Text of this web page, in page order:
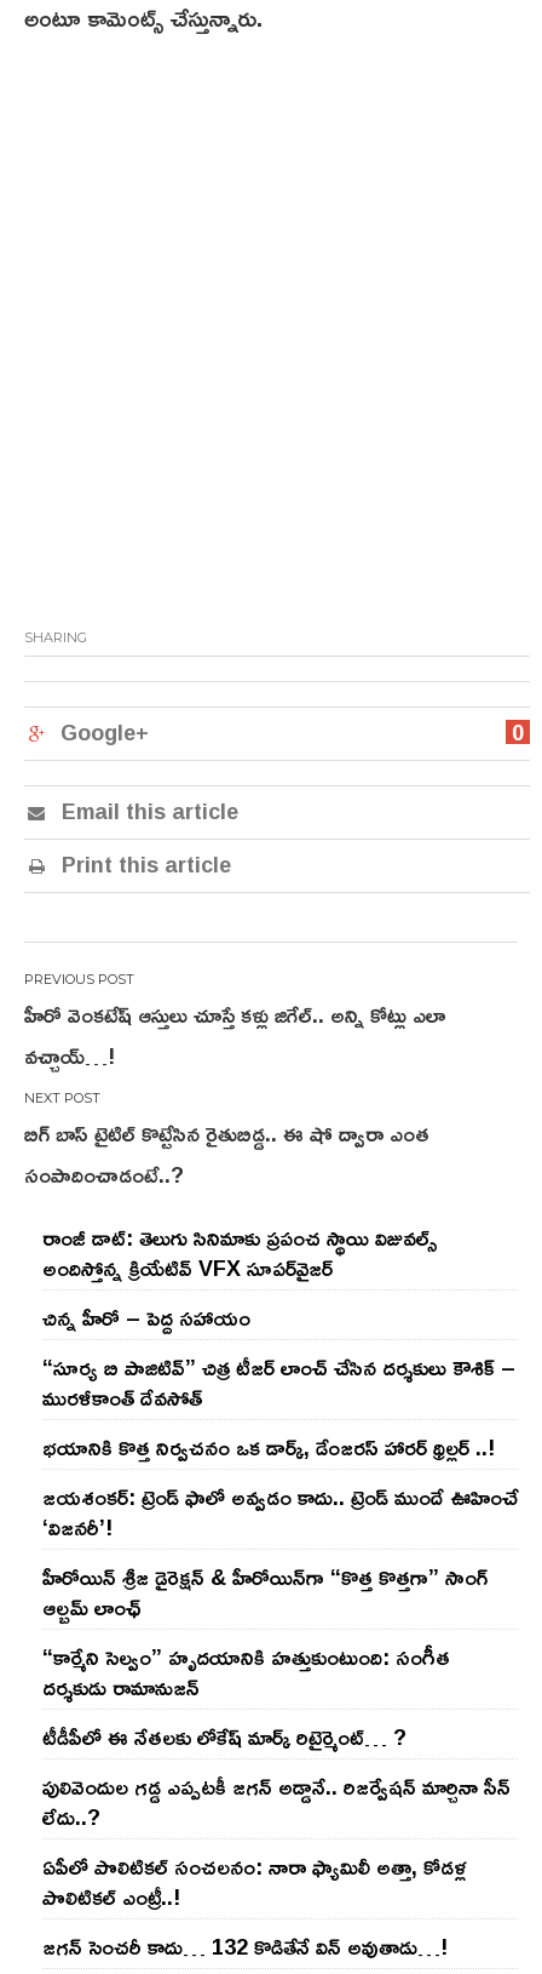
అంటూ కామెంట్స్ చేస్తున్నారు.
SHARING
0
Google+
Email this article
Print this article
Post
navigation
హీరో వెంక‌టేష్ ఆస్తులు చూస్తే క‌ళ్లు జిగేల్‌.. అన్ని కోట్లు ఎలా
వ‌చ్చాయ్‌…!
బిగ్ బాస్ టైటిల్ కొట్టేసిన రైతుబిడ్డ.. ఈ షో ద్వారా ఎంత
సంపాదించాడంటే..?
రాంజీ డాట్: తెలుగు సినిమాకు ప్రపంచ స్థాయి విజువల్స్
అందిస్తోన్న క్రియేటివ్ VFX సూపర్‌వైజర్
చిన్న హీరో – పెద్ద సహాయం
“సూర్య బి పాజిటివ్” చిత్ర టీజర్ లాంచ్ చేసిన‌ దర్శకులు కౌశిక్ –
మురళీకాంత్ దేవసోత్
భయానికి కొత్త నిర్వచనం ఒక డార్క్, డేంజరస్ హారర్ థ్రిల్లర్ ..!
జయశంకర్: ట్రెండ్‌ ఫాలో అవ్వడం కాదు.. ట్రెండ్‌ ముందే ఊహించే
‘విజనరీ’!
హీరోయిన్ శ్రీజ డైరెక్ష‌న్ & హీరోయిన్‌గా “కొత్త కొత్తగా” సాంగ్
ఆల్బమ్ లాంఛ్
“కార్మేని సెల్వం” హృదయానికి హత్తుకుంటుంది: సంగీత
దర్శకుడు రామానుజన్
టీడీపీలో ఈ నేత‌ల‌కు లోకేష్ మార్క్ రిటైర్మెంట్‌… ?
పులివెందుల గ‌డ్డ ఎప్ప‌ట‌కీ జ‌గ‌న్ అడ్డానే.. రిజ‌ర్వేష‌న్ మార్చినా సీన్
లేదు..?
ఏపీలో పొలిటిక‌ల్ సంచ‌ల‌నం: నారా ఫ్యామిలీ అత్తా, కోడ‌ళ్ల
పొలిటికల్ ఎంట్రీ..!
జ‌గ‌న్ సెంచ‌రీ కాదు… 132 కొడితేనే విన్ అవుతాడు…!